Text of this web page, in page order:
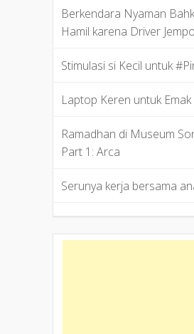
Berkendara Nyaman
Hamil karena Driver
Stimulasi si Kecil untuk
Laptop Keren untuk
Ramadhan di Museum
Part 1: Arca
Serunya kerja bersama